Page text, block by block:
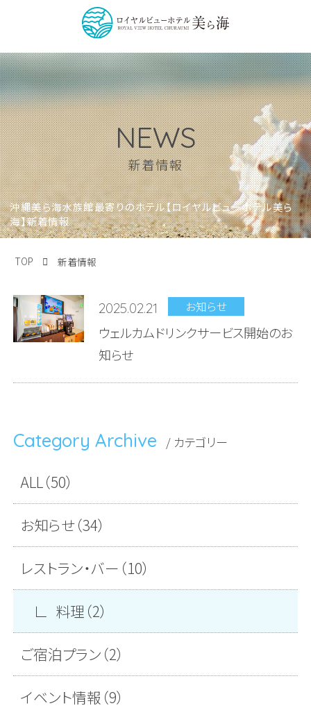
NEWS
新着情報
沖縄美ら海水族館最寄りのホテル【ロイヤルビューホテル美ら
海】新着情報
TOP 新着情報
2025.02.21 お知らせ
ウェルカムドリンクサービス開始のお
知らせ
Category Archive / カテゴリー
ALL（50）
お知らせ（34）
レストラン・バー（10）
料理（2）
ご宿泊プラン（2）
イベント情報（9）